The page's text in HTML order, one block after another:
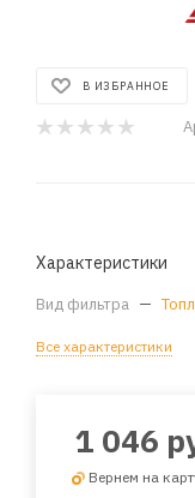
В ИЗБРАННОЕ
Характеристики
Вид фильтра —
Все характеристики
1 046
Вернем на